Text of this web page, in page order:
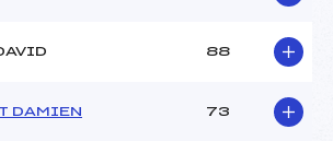
88
DAMIEN 73